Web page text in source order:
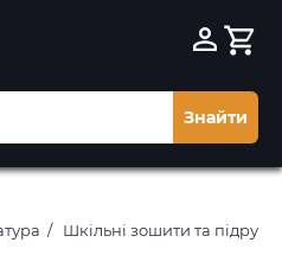
Знайти
Шкільні зошити та